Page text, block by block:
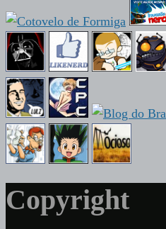
Copyright